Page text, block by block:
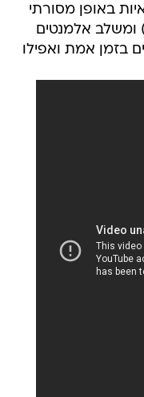
באופן מסורתי
ומשלב אלמנטים
בזמן אמת ואפילו